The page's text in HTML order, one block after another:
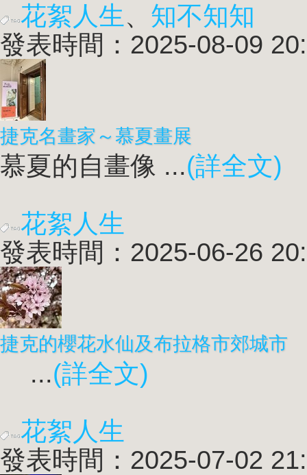
花絮人生、 知不知知
發表時間：2025-08-09
捷克名畫家～慕夏畫展
慕夏的自畫像 ...(詳全文)
花絮人生
發表時間：2025-06-26
捷克的櫻花水仙及布拉格市郊城市
...(詳全文)
花絮人生
發表時間：2025-07-02